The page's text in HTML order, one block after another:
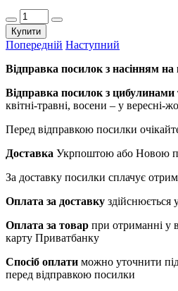
Купити
Попередній Наступний
Відправка посилок з насінням на
Відправка посилок з
квітні-травні, восени – у вересні-
Перед відправкою посилки
Доставка Укрпоштою або Новою
За доставку посилки сплачує
Оплата за доставку здійснюється
Оплата за товар при отриманні у
карту Приватбанку
Спосіб оплати можно уточнити
перед відправкою посилки